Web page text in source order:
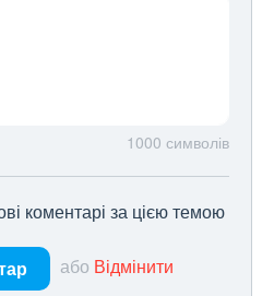
1000 символів
коментарі за цією темою
або Відмінити